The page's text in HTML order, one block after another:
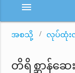
menu
အစသို့ လုပ်ထုံးလု
တိရိစ္ဆာန်ဆေး